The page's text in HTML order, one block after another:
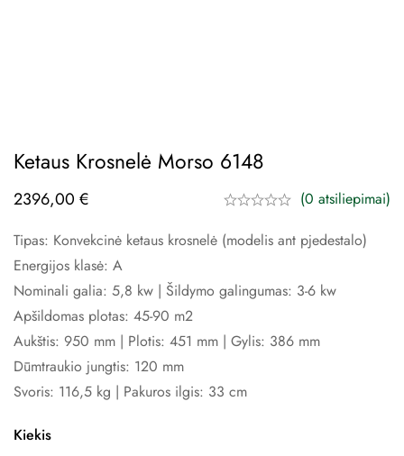
Ketaus Krosnelė Morso 6148
2396,00 €
(0 atsiliepimai)
Tipas: Konvekcinė ketaus krosnelė (modelis ant pjedestalo)
Energijos klasė: A
Nominali galia: 5,8 kw | Šildymo galingumas: 3-6 kw
Apšildomas plotas: 45-90 m2
Aukštis: 950 mm | Plotis: 451 mm | Gylis: 386 mm
Dūmtraukio jungtis: 120 mm
Svoris: 116,5 kg | Pakuros ilgis: 33 cm
Kiekis